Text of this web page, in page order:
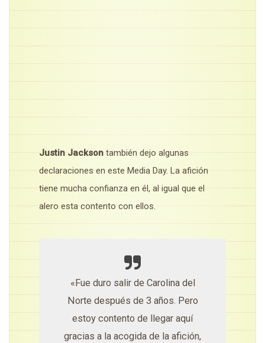
Justin Jackson también dejo algunas
declaraciones en este Media Day. La afición
tiene mucha confianza en él, al igual que el
alero esta contento con ellos.
«Fue duro salir de Carolina del
Norte después de 3 años. Pero
estoy contento de llegar aquí
gracias a la acogida de la afición,